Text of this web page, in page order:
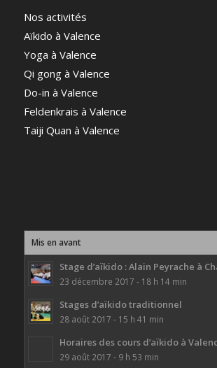
Nos activités
Aïkido à Valence
Yoga à Valence
Qi gong à Valence
Do-in à Valence
Feldenkrais à Valence
Taiji Quan à Valence
Mis en avant
Stage d’aïkido : Alain Peyrache à
23 décembre 2017 - 18 h 14 min
Stages d’aïkido traditionnel
28 août 2017 - 15 h 41 min
Horaires des cours d’aïkido à
29 août 2017 - 9 h 53 min